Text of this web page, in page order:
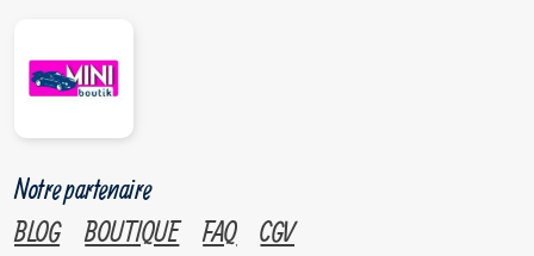
Notre partenaire
BLOG
BOUTIQUE FAQ CGV